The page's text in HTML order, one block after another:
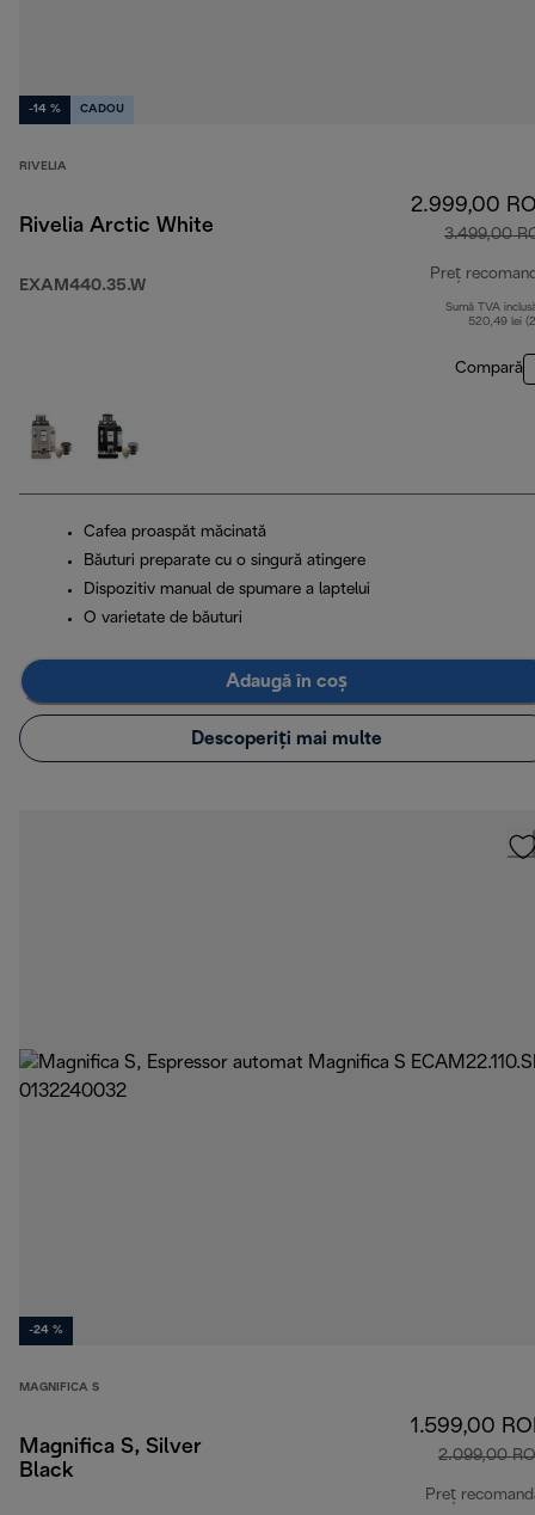
-14 % CADOU
RIVELIA
Rivelia Arctic White
EXAM440.35.W
2.999,00
3.499,00
Preț
Sumă TVA
520,49 lei
Compară
Cafea proaspăt măcinată
Băuturi preparate cu o singură atingere
Dispozitiv manual de spumare a laptelui
O varietate de băuturi
Adaugă în coș
Descoperiți mai multe
-24 %
MAGNIFICA S
Magnifica S, Silver
Black
1.599,00
2.099,00
Preț